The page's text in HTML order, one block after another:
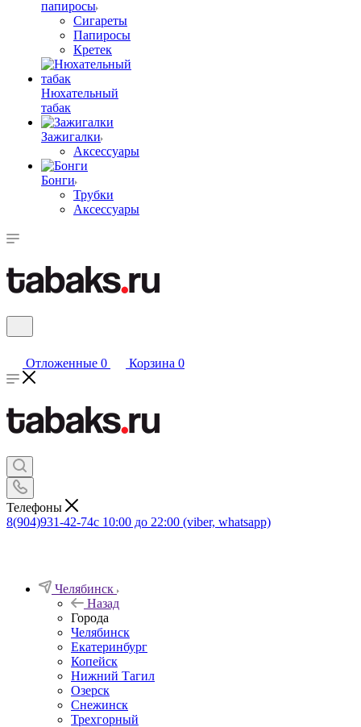
папиросы
Сигареты
Папиросы
Кретек
Нюхательный
табак
Зажигалки
Аксессуары
Бонги
Трубки
Аксессуары
Отложенные 0 Корзина 0
Телефоны
8(904)931-42-74с 10:00 до 22:00 (viber, whatsapp)
Челябинск
Назад
Города
Челябинск
Екатеринбург
Копейск
Нижний Тагил
Озерск
Снежинск
Трехгорный